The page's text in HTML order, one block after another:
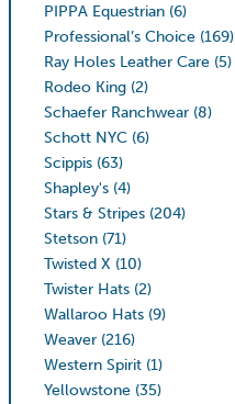
PIPPA Equestrian (6)
Professional’s Choice (169)
Ray Holes Leather Care (5)
Rodeo King (2)
Schaefer Ranchwear (8)
Schott NYC (6)
Scippis (63)
Shapley's (4)
Stars & Stripes (204)
Stetson (71)
Twisted X (10)
Twister Hats (2)
Wallaroo Hats (9)
Weaver (216)
Western Spirit (1)
Yellowstone (35)